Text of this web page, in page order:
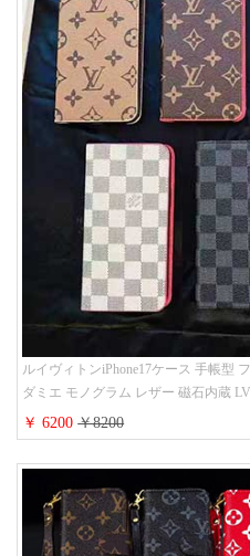
ルイヴィトンiPhone17ケース 手帳型
ダミエ モノグラム レザー 磁石内蔵
ビジネス風 メンズ レディース おしゃ
ホケース お 揃い
￥ 6200￥8200